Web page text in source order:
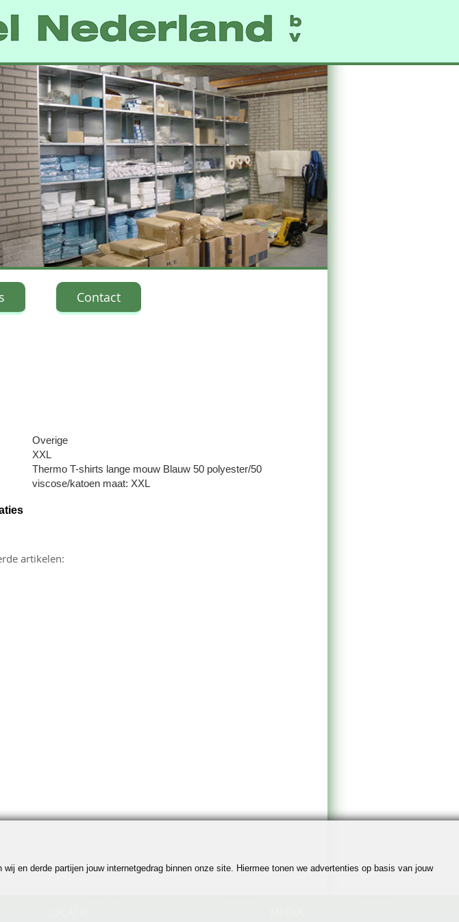
Contact
Overige
XXL
Thermo T-shirts lange mouw Blauw 50 polyester/50
viscose/katoen maat: XXL
artikelen:
en derde partijen jouw internetgedrag binnen onze site. Hiermee tonen we advertenties op basis van jouw